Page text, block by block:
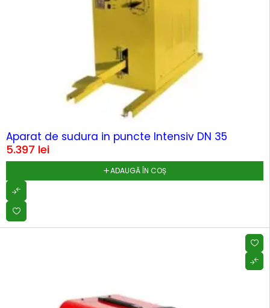
Aparat de sudura in puncte Intensiv DN 35
5.397 lei
ADAUGĂ ÎN COȘ